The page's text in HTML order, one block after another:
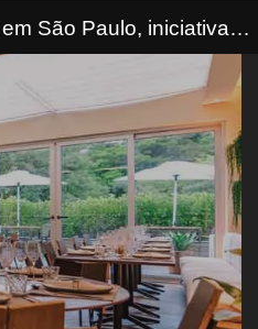
São Paulo, iniciativa
drinques à
a marca produz há